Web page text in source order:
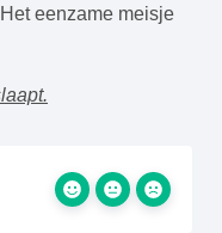
Het eenzame meisje